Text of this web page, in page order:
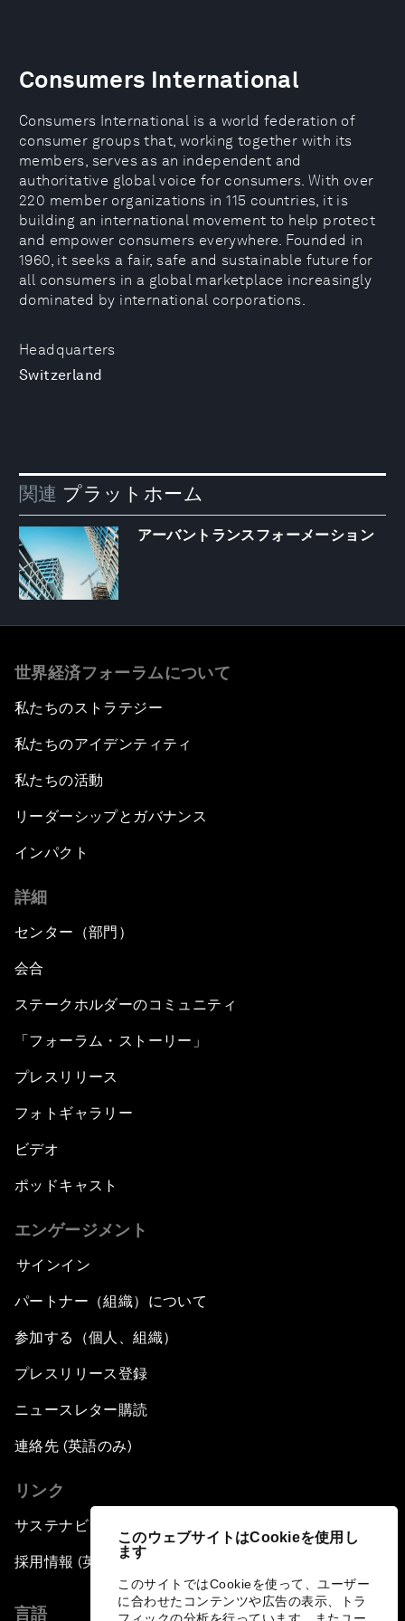
このウェブサイトはCookieを使用し
ます
このサイトではCookieを使って、ユーザー
に合わせたコンテンツや広告の表示、トラ
Headquarters
Switzerland
Consumers International
Consumers International is a world federation of
consumer groups that, working together with its
members, serves as an independent and
authoritative global voice for consumers. With over
220 member organizations in 115 countries, it is
building an international movement to help protect
and empower consumers everywhere. Founded in
1960, it seeks a fair, safe and sustainable future for
all consumers in a global marketplace increasingly
dominated by international corporations.
関連 プラットホーム
アーバントランスフォーメーション
世界経済フォーラムについて
私たちのストラテジー
私たちのアイデンティティ
私たちの活動
リーダーシップとガバナンス
インパクト
詳細
センター（部門）
会合
ステークホルダーのコミュニティ
「フォーラム・ストーリー」
プレスリリース
フォトギャラリー
ビデオ
ポッドキャスト
エンゲージメント
サインイン
パートナー（組織）について
参加する（個人、組織）
プレスリリース登録
ニュースレター購読
連絡先 (英語のみ)
リンク
サステナビリティへの取り組み
採用情報 (英語のみ)
言語